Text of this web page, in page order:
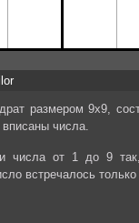
размером 9х9,
числа.
числа от 1 до 9
встречалось